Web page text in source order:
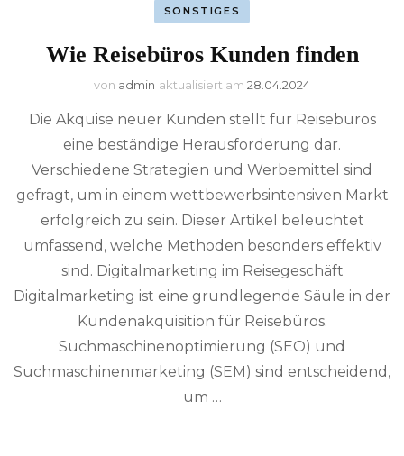
SONSTIGES
Wie Reisebüros Kunden finden
von admin aktualisiert am 28.04.2024
Die Akquise neuer Kunden stellt für Reisebüros
eine beständige Herausforderung dar.
Verschiedene Strategien und Werbemittel sind
gefragt, um in einem wettbewerbsintensiven Markt
erfolgreich zu sein. Dieser Artikel beleuchtet
umfassend, welche Methoden besonders effektiv
sind. Digitalmarketing im Reisegeschäft
Digitalmarketing ist eine grundlegende Säule in der
Kundenakquisition für Reisebüros.
Suchmaschinenoptimierung (SEO) und
Suchmaschinenmarketing (SEM) sind entscheidend,
um …